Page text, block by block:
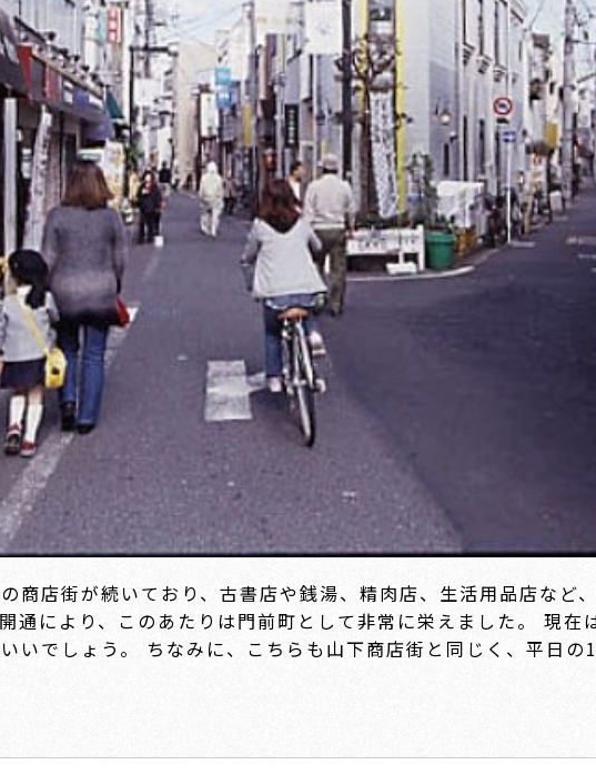
商店街が続いており、古書店や銭湯、精肉店、生活用品店など
通により、このあたりは門前町として非常に栄えました。 現
いでしょう。 ちなみに、こちらも山下商店街と同じく、平日